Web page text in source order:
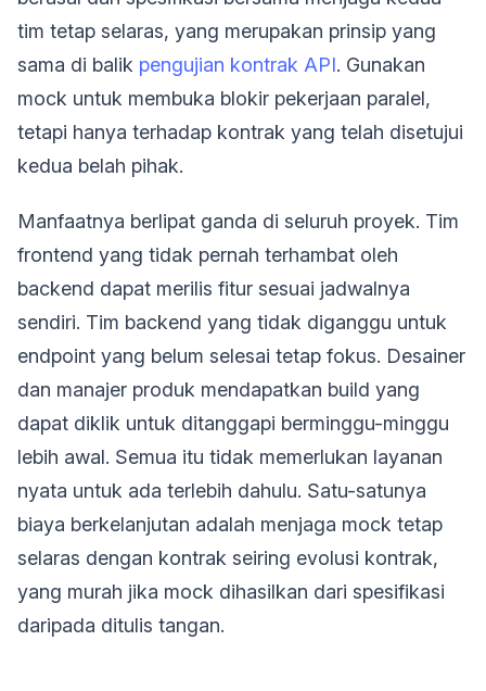
tim tetap selaras, yang merupakan prinsip yang
sama di balik pengujian kontrak API. Gunakan
mock untuk membuka blokir pekerjaan paralel,
tetapi hanya terhadap kontrak yang telah disetujui
kedua belah pihak.
Manfaatnya berlipat ganda di seluruh proyek. Tim
frontend yang tidak pernah terhambat oleh
backend dapat merilis fitur sesuai jadwalnya
sendiri. Tim backend yang tidak diganggu untuk
endpoint yang belum selesai tetap fokus. Desainer
dan manajer produk mendapatkan build yang
dapat diklik untuk ditanggapi berminggu-minggu
lebih awal. Semua itu tidak memerlukan layanan
nyata untuk ada terlebih dahulu. Satu-satunya
biaya berkelanjutan adalah menjaga mock tetap
selaras dengan kontrak seiring evolusi kontrak,
yang murah jika mock dihasilkan dari spesifikasi
daripada ditulis tangan.